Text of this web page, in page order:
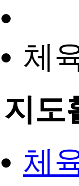
체
지도
체